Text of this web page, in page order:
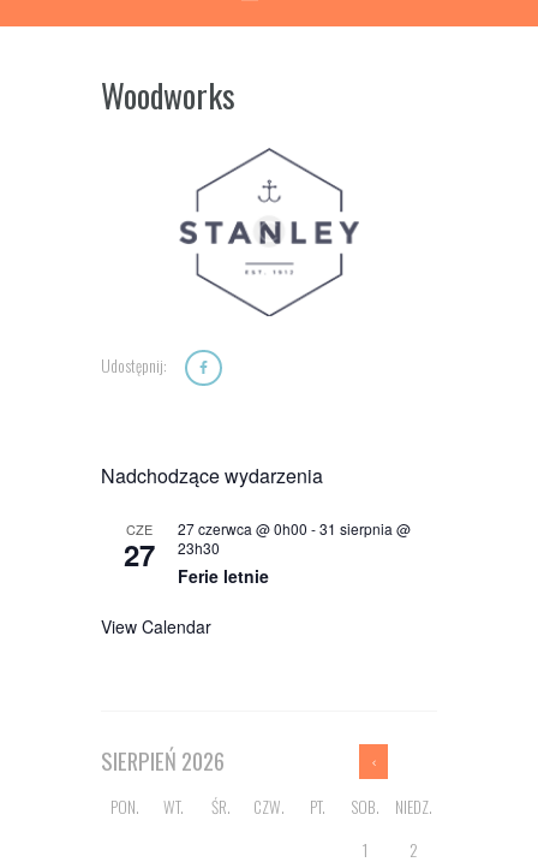
Woodworks
Udostępnij:
Nadchodzące wydarzenia
CZE
27
27 czerwca @ 0h00 -31 sierpnia @
23h30
Ferie letnie
View Calendar
SIERPIEŃ 2026
PON. WT. ŚR. CZW. PT. SOB. NIEDZ.
1
2